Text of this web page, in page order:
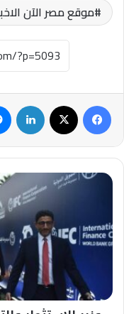
موقع مصر الآن
فيسبوك
وزير
الخارجية
في
عاماً